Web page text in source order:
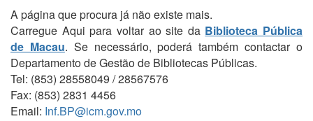
A página que procura já não existe mais.
Carregue Aqui para voltar ao site da Biblioteca Pública
de Macau. Se necessário, poderá também contactar o
Departamento de Gestão de Bibliotecas Públicas.
Tel: (853) 28558049 / 28567576
Fax: (853) 2831 4456
Email: Inf.BP@icm.gov.mo